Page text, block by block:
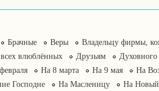
Брачные Веры
Владельцу фирмы,
влюблённых Друзьям Духовного
На 8 марта На 9 мая
На
Господне На Масленицу На